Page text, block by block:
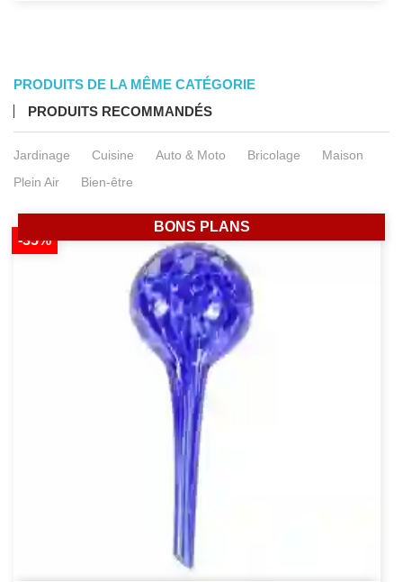
PRODUITS DE LA MÊME CATÉGORIE
PRODUITS RECOMMANDÉS
Jardinage Cuisine Auto & Moto Bricolage
Maison
Plein Air
Bien-être
-35%
BONS PLANS